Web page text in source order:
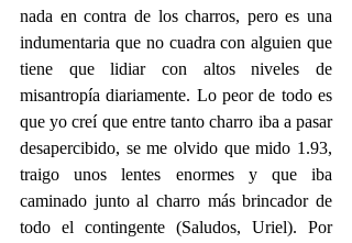
nada en contra de los charros, pero es una
indumentaria que no cuadra con alguien que
tiene que lidiar con altos niveles de
misantropía diariamente. Lo peor de todo es
que yo creí que entre tanto charro iba a pasar
desapercibido, se me olvido que mido 1.93,
traigo unos lentes enormes y que iba
caminado junto al charro más brincador de
todo el contingente (Saludos, Uriel). Por